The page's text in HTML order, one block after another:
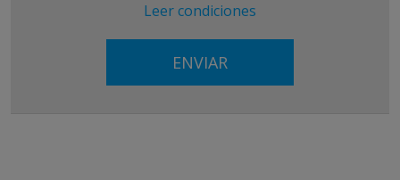
Leer condiciones